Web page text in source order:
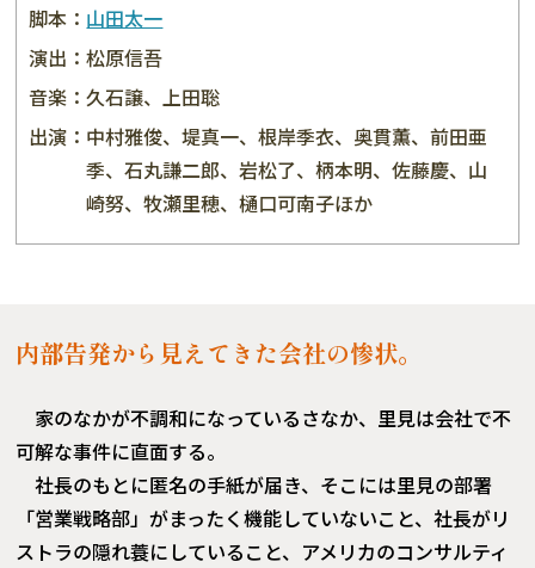
脚本： 山田太一
演出：松原信吾
音楽：久石譲、上田聡
出演： 中村雅俊、堤真一、根岸季衣、奥貫薫、前田亜
季、石丸謙二郎、岩松了、柄本明、佐藤慶、山
崎努、牧瀬里穂、樋口可南子ほか
内部告発から見えてきた会社の惨状。
家のなかが不調和になっているさなか、里見は会社で不
可解な事件に直面する。
社長のもとに匿名の手紙が届き、そこには里見の部署
「営業戦略部」がまったく機能していないこと、社長がリ
ストラの隠れ蓑にしていること、アメリカのコンサルティ